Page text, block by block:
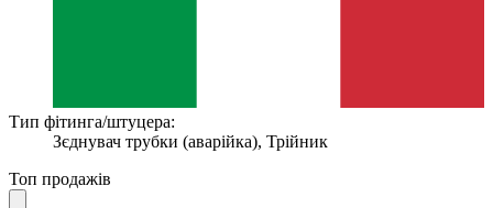
Тип фітинга/штуцера:
Зєднувач трубки (аварійка), Трійник
Топ продажів